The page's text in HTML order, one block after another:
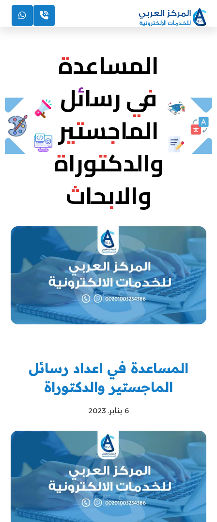
المساعدة
في رسائل
الماجستير
والدكتوراة
والابحاث
المساعدة في اعداد رسائل
الماجستير والدكتوراة
6 يناير، 2023